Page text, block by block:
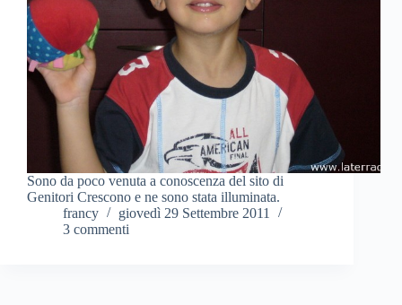
Sono da poco venuta a conoscenza del sito di
Genitori Crescono e ne sono stata illuminata.
francy
giovedì 29 Settembre 2011
3 commenti